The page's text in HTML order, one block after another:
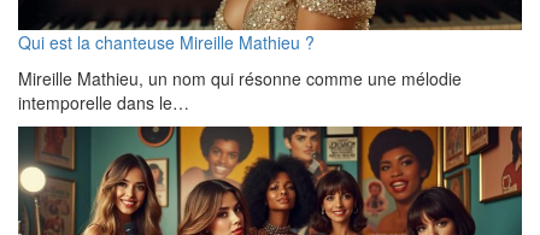
Qui est la chanteuse Mireille Mathieu ?
Mireille Mathieu, un nom qui résonne comme une mélodie
intemporelle dans le…